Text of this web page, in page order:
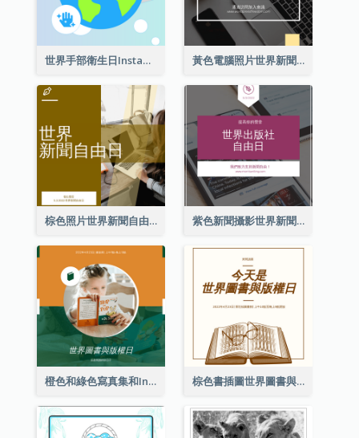
世界手部衛生日Instagram帖子 黃色電腦照片世界新聞自由日Instagram帖子
棕色照片世界新聞自由日Instagram帖子 紫色新聞攝影世界新聞自由日Instagram帖子
橙色和綠色寫真集和Instagram版權日 棕色書插圖世界圖書與版權日Instagram帖子